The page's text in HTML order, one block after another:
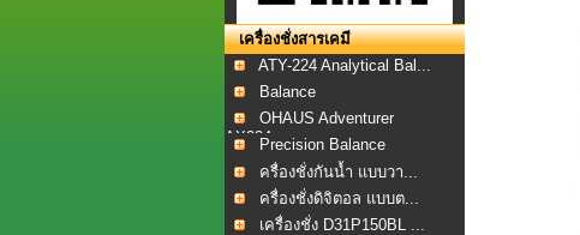
เครื่องชั่งสารเคมี
ATY-224 Analytical Bal...
Balance
OHAUS Adventurer
AX224...Precision Balance
ครื่องชั่งกันน้ำ แบบวา...
ครื่องชั่งดิจิตอล แบบต...
เครื่องชั่ง D31P150BL ...